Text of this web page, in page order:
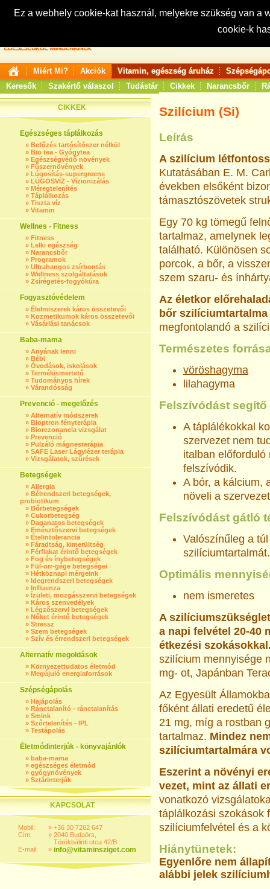
Ez a webhely cookie-kat használ, melyekre szükség van
cookie-k
Keresés:
Miért Mi? Akciók Vitamin, egészség áruház
Keresők
Szakértő válaszol Tudástár Cikkek Narancsbőr
CIKKEK
Egészséges táplálkozás
» Befőzés tartósítószer nélkül
» Bio tea - Gyógytea
» Egészségvédő növények
» Fűszernövények
» Lúgosítás-supergreens
» LÚGOSVÍZ - Vízionizálás
» Méregtelenítés
» Táplálkozás
» Tiszta víz
» Vitamin
Wellnes - Fitness
» Fitness
» Lelki egészség
» Narancsbőr
» Programok
» Ultrahangos zsírbontás
» Wellness szolgáltatások
» Zsírégetés-fogyókúra
Fogyasztóvédelem
» Élelmiszerek káros összetevői
» Kozmetikumok káros összetevői
» Vásárlási tanácsok
Baba-mama
» Anyának lenni
» Bébi
» Óvodások, iskolások
» Termékismertető
» Tudományos hírek
» Várandósság
Prevenció - megelőzés
» Alternatív módszerek
» Bioptron fényterápia
» Biorezonancia vizsgálat
» Prevenció
» Pulzáló mágnesterápia
» SAFE Laser Lágylézer terápia
» Vizsgálatok, szűrések
Betegségek
» Allergia
» Bélrendszeri betegségek,
probiotikum
» Bőrbetegségek
» Cukorbetegség
» Daganatos betegségek
» Emésztőszervi betegségek
» Ételintolerancia
» Fáradtság, kimerültség
» Férfiakat érintő betegségek
» Fog és ínybetegségek
» Fül-orr-gége betegségei
» Hétköznapi mérgeink
» Idegrendszeri betegségek
» Influenza
» Ízületi, mozgásszervi betegségek
» Káros szenvedélyek
» Légzőszervi betegségek
» Nőket érintő betegségek
» Stressz
» Szem betegségek
» Szív és érrendszeri betegségek
Alternatív megoldások
» Környezettudatos életmód
» Megújuló energiaforrások
Szépségápolás
» Hajápolás
» Ránctalanító - ránctalanítás
» Smink
» Szőrtelenítés - IPL
» Testápolás
Életmódinterjúk - könyvajánlók
» baba-mama
» egészséges életmód
» gyógynövények
» Sztárinterjúk
KAPCSOLAT
Mobil:
Cím:
E-mail:
»
»
»
+36 30 7262 647
2040 Budaörs,
Törökbálinti utca 42/B
info@vitaminsziget.com
Szilícium (Si)
Leírás
A szilícium
Kutatásában E. M.
években elsőként
támasztószövetek
Egy 70 kg tömegű
tartalmaz, amelynek
található. Különösen
porcok, a bőr, a
szem szaru- és
Az életkor
bőr
megfontolandó a
Természetes
vöröshagyma
lilahagyma
Felszívódást
A táplálékokkal
szervezet nem
italban
felszívódik.
A bór, a kálcium,
növeli a
Felszívódást gátló
Valószínűleg a
szilíciumtartalmát.
Optimális
nem ismeretes
A
a napi felvétel 20-40
étkezési
szilícium mennyisége
mg- ot, Japánban
Az Egyesült
főként állati eredetű
21 mg, míg a rostban
tartalmaz. Mindez
szilíciumtartalmára
Eszerint a növényi
vezet, mint az állati
vonatkozó
táplálkozási szokások
szilíciumfelvétel és a
Hiánytünetek:
Egyenlőre nem
alábbi jelek